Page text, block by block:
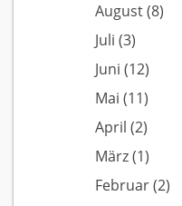
August(8)
Juli (3)
Juni (12)
Mai (11)
April (2)
März(1)
Februar(2)